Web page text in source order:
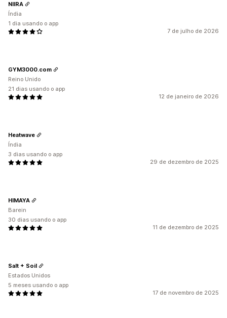
7 de julho de 2026
NIIRA
Índia
1 dia usando o app
12 de janeiro de 2026
GYM3000.com
Reino Unido
21 dias usando o app
29 de dezembro de 2025
Heatwave
Índia
3 dias usando o app
11 de dezembro de 2025
HIMAYA
Barein
30 dias usando o app
17 de novembro de 2025
Salt + Soil
Estados Unidos
5 meses usando o app